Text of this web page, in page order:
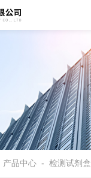
产品中心 -检测试剂盒